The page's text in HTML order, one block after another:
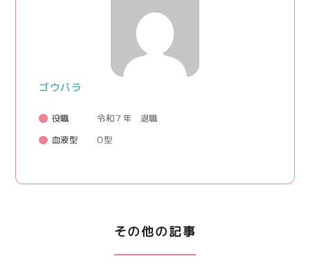
ゴウバラ
役職 令和７年 退職
血液型 O型
その他の記事